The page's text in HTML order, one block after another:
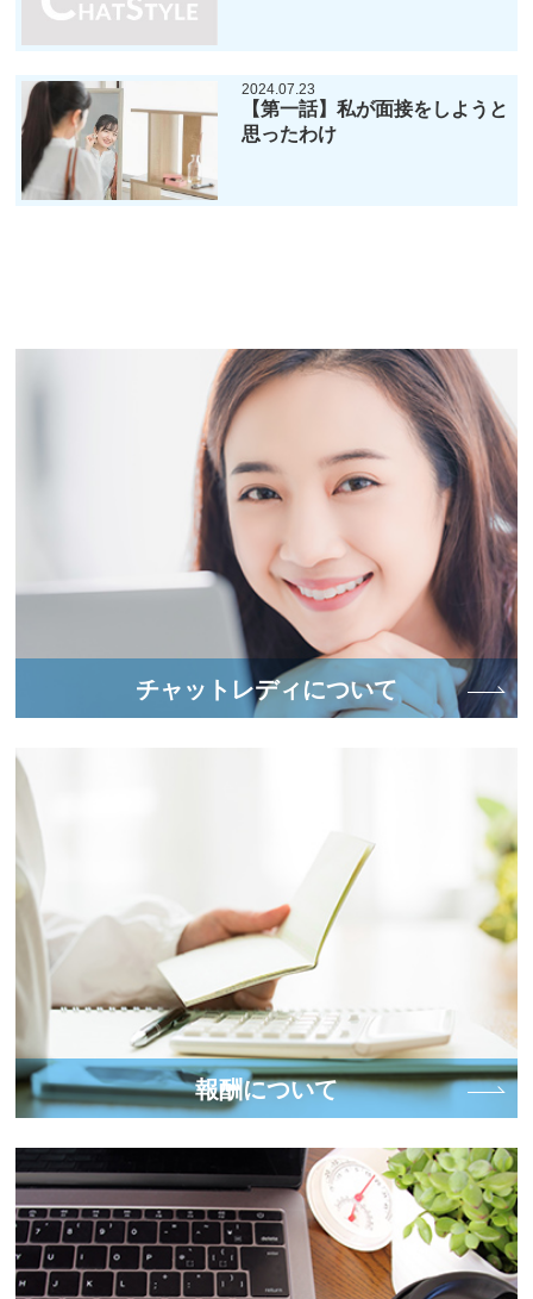
2024.07.23
【第一話】私が面接をしようと
思ったわけ
チャットレディについて
報酬について